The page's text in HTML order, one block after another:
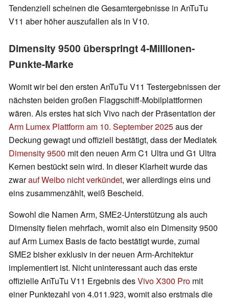
Tendenziell scheinen die Gesamtergebnisse in AnTuTu
V11 aber höher auszufallen als in V10.
Dimensity 9500 überspringt 4-Millionen-
Punkte-Marke
Womit wir bei den ersten AnTuTu V11 Testergebnissen der
nächsten beiden großen Flaggschiff-Mobilplattformen
wären. Als erstes hat sich Vivo nach der Präsentation der
Arm Lumex Plattform am 10. September 2025aus der
Deckung gewagt und offiziell bestätigt, dass der Mediatek
Dimensity 9500 mit den neuen Arm C1 Ultra und G1 Ultra
Kernen bestückt sein wird. In dieser Klarheit wurde das
zwarauf Weibo nicht verkündet, wer allerdings eins und
eins zusammenzählt, weiß Bescheid.
Sowohl die Namen Arm, SME2-Unterstützung als auch
Dimensity fielen mehrfach, womit also ein Dimensity 9500
auf Arm Lumex Basis de facto bestätigt wurde, zumal
SME2 bisher exklusiv in der neuen Arm-Architektur
implementiert ist. Nicht uninteressant auch das erste
offizielle AnTuTu V11 Ergebnis desVivo X300 Pro mit
einer Punktezahl von 4.011.923, womit also erstmals die